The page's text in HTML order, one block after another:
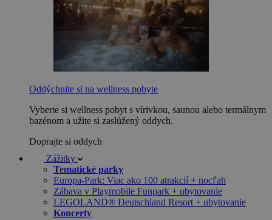
Oddýchnite si na wellness pobyte
Vyberte si wellness pobyt s vírivkou, saunou alebo termálnym
bazénom a užite si zaslúžený oddych.
Doprajte si oddych
Zážitky
Tematické parky
Europa-Park: Viac ako 100 atrakcií + nocľah
Zábava v Playmobile Funpark + ubytovanie
LEGOLAND® Deutschland Resort + ubytovanie
Koncerty